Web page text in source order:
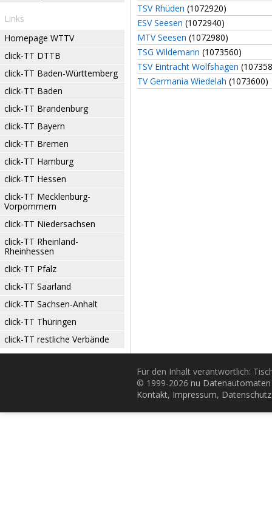
Links
Homepage WTTV
click-TT DTTB
click-TT Baden-Württemberg
click-TT Baden
click-TT Brandenburg
click-TT Bayern
click-TT Bremen
click-TT Hamburg
click-TT Hessen
click-TT Mecklenburg-
Vorpommern
click-TT Niedersachsen
click-TT Rheinland-
Rheinhessen
click-TT Pfalz
click-TT Saarland
click-TT Sachsen-Anhalt
click-TT Thüringen
click-TT restliche Verbände
TSV Rhüden (1072920)
ESV Seesen (1072940)
MTV Seesen (1072980)
TSG Wildemann (1073560)
TSV Eintracht Wolfshagen
TV Germania Wiedelah (1073600)
Für den Inhalt verantwortlich:
© 1999-2026 nu
Kontakt, Impressum, Datenschutz